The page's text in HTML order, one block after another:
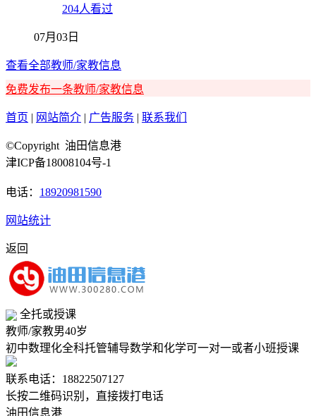
204人看过
07月03日
查看全部教师/家教信息
免费发布一条教师/家教信息
首页 | 网站简介 | 广告服务 | 联系我们
©Copyright 油田信息港
津ICP备18008104号-1
电话： 18920981590
网站统计
返回
全托或授课
教师/家教男40岁
初中数理化全科托管辅导数学和化学可一对一或者小班授课
联系电话：18822507127
长按二维码识别，直接拨打电话
油田信息港